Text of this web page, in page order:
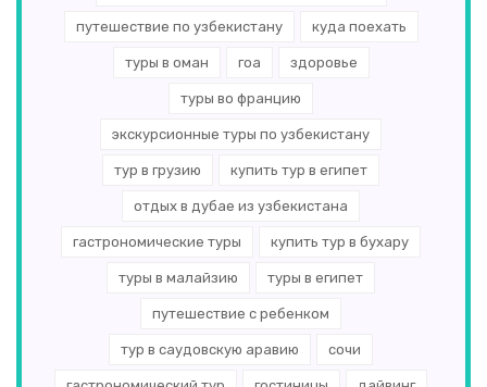
путешествие по узбекистану куда поехать
туры в оман гоа здоровье
туры во францию
экскурсионные туры по узбекистану
тур в грузию купить тур в египет
отдых в дубае из узбекистана
гастрономические туры купить тур в бухару
туры в малайзию туры в египет
путешествие с ребенком
тур в саудовскую аравию сочи